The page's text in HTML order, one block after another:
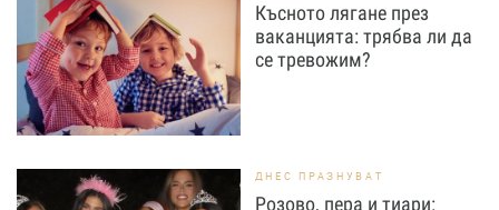
Късното лягане през
ваканцията: трябва ли да
се тревожим?
ДНЕС ПРАЗНУВАТ
Розово, пера и тиари: